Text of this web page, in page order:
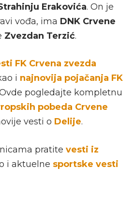
Erakovića. On je
vođa, ima DNK Crvene
Zvezdan Terzić.
FK Crvena zvezda
i najnovija pojačanja FK
pogledajte kompletnu
pobeda Crvene
vesti o Delije.
pratite vesti iz
i aktuelne sportske vesti